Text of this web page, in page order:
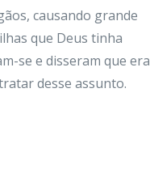
causando grande
que Deus tinha
se e disseram que era
desse assunto.